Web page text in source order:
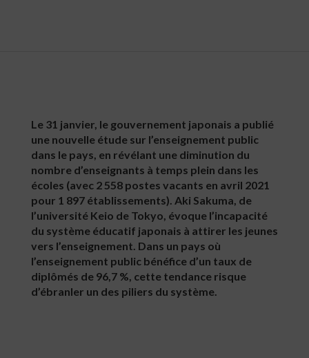
Le 31 janvier, le gouvernement japonais a publié
une nouvelle étude sur l’enseignement public
dans le pays, en révélant une diminution du
nombre d’enseignants à temps plein dans les
écoles (avec 2 558 postes vacants en avril 2021
pour 1 897 établissements). Aki Sakuma, de
l’université Keio de Tokyo, évoque l’incapacité
du système éducatif japonais à attirer les jeunes
vers l’enseignement. Dans un pays où
l’enseignement public bénéfice d’un taux de
diplômés de 96,7 %, cette tendance risque
d’ébranler un des piliers du système.